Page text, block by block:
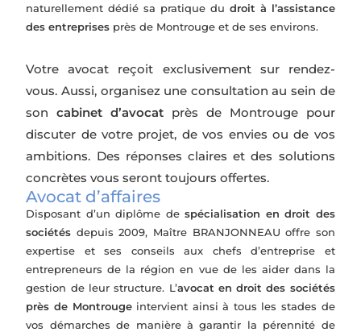
naturellement dédié sa pratique du droit à l’assistance
des entreprises près de Montrouge et de ses environs.
Votre avocat reçoit exclusivement sur rendez-
vous. Aussi, organisez une consultation au sein de
son cabinet d’avocat près de Montrouge pour
discuter de votre projet, de vos envies ou de vos
ambitions. Des réponses claires et des solutions
concrètes vous seront toujours offertes.
Avocat d’affaires
Disposant d’un diplôme despécialisation en droit des
sociétés depuis 2009, Maître BRANJONNEAU offre son
expertise et ses conseils aux chefs d’entreprise et
entrepreneurs de la région en vue de les aider dans la
gestion de leur structure. L’avocat en droit des sociétés
près de Montrougeintervient ainsi à tous les stades de
vos démarches de manière à garantir la pérennité de